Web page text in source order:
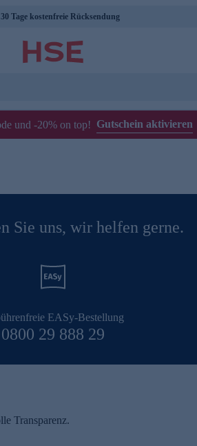
30 Tage kostenfreie Rücksendung
und -20% on top! Gutschein aktivieren
Sie uns, wir helfen gerne.
EASy-Bestellung
0800 29 888 29
Transparenz.